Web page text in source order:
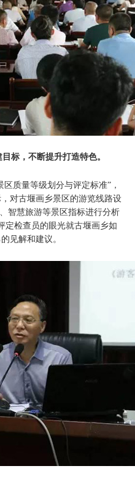
标，不断提升打造特色。
质量等级划分与评定标准”，
对古堰画乡景区的游览线路设
智慧旅游等景区指标进行分析
定检查员的眼光就古堰画乡如
见解和建议。